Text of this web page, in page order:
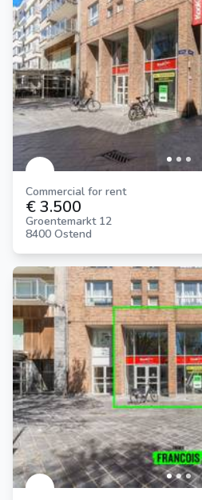
Commercial for rent
€ 3.500
Groentemarkt 12
8400 Ostend